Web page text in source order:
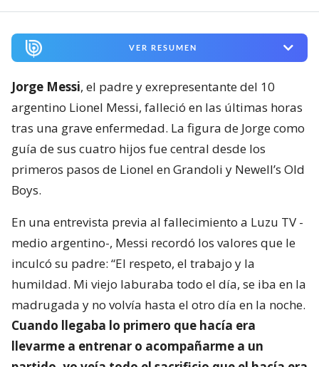
VER RESUMEN
Jorge Messi, el padre y exrepresentante del 10
argentino Lionel Messi, falleció en las últimas horas
tras una grave enfermedad. La figura de Jorge como
guía de sus cuatro hijos fue central desde los
primeros pasos de Lionel en Grandoli y Newell’s Old
Boys.
En una entrevista previa al fallecimiento a Luzu TV -
medio argentino-, Messi recordó los valores que le
inculcó su padre: “El respeto, el trabajo y la
humildad. Mi viejo laburaba todo el día, se iba en la
madrugada y no volvía hasta el otro día en la noche.
Cuando llegaba lo primero que hacía era
llevarme a entrenar o acompañarme a un